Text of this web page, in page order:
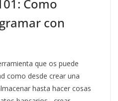
Como
con
que os puede
como desde crear una
hasta hacer cosas